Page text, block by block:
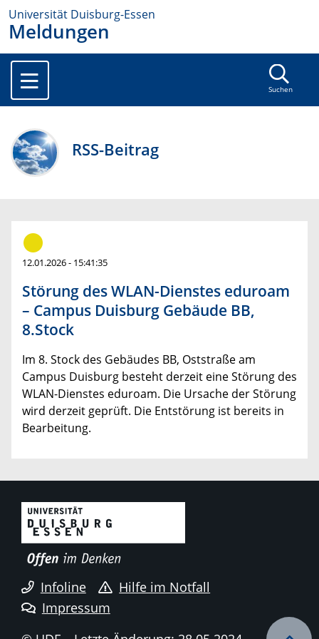
Universität Duisburg-Essen
Meldungen
Suchen
RSS-Beitrag
12.01.2026 - 15:41:35
Störung des WLAN-Dienstes eduroam
– Campus Duisburg Gebäude BB,
8.Stock
Im 8. Stock des Gebäudes BB, Oststraße am
Campus Duisburg besteht derzeit eine Störung des
WLAN-Dienstes eduroam. Die Ursache der Störung
wird derzeit geprüft. Die Entstörung ist bereits in
Bearbeitung.
Infoline
Hilfe im Notfall
Impressum